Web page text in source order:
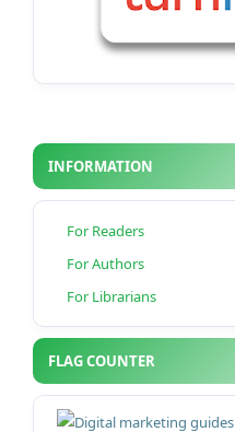
INFORMATION
For Readers
For Authors
For Librarians
FLAG COUNTER